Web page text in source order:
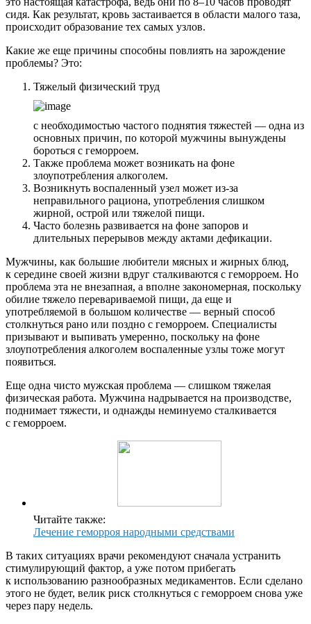
сидя. Как результат, кровь застаивается в области малого таза,
происходит образование тех самых узлов.
Какие же еще причины способны повлиять на зарождение
проблемы? Это:
Тяжелый физический труд
с необходимостью частого поднятия тяжестей — одна из
основных причин, по которой мужчины вынуждены
бороться с геморроем.
Также проблема может возникать на фоне
злоупотребления алкоголем.
Возникнуть воспаленный узел может из-за
неправильного рациона, употребления слишком
жирной, острой или тяжелой пищи.
Часто болезнь развивается на фоне запоров и
длительных перерывов между актами дефикации.
Мужчины, как большие любители мясных и жирных блюд,
к середине своей жизни вдруг сталкиваются с геморроем. Но
проблема эта не внезапная, а вполне закономерная, поскольку
обилие тяжело перевариваемой пищи, да еще и
употребляемой в большом количестве — верный способ
столкнуться рано или поздно с геморроем. Специалисты
призывают и выпивать умеренно, поскольку на фоне
злоупотребления алкоголем воспаленные узлы тоже могут
появиться.
Еще одна чисто мужская проблема — слишком тяжелая
физическая работа. Мужчина надрывается на производстве,
поднимает тяжести, и однажды неминуемо сталкивается
с геморроем.
Читайте также:
Лечение геморроя народными средствами
В таких ситуациях врачи рекомендуют сначала устранить
стимулирующий фактор, а уже потом прибегать
к использованию разнообразных медикаментов. Если сделано
этого не будет, велик риск столкнуться с геморроем снова уже
через пару недель.